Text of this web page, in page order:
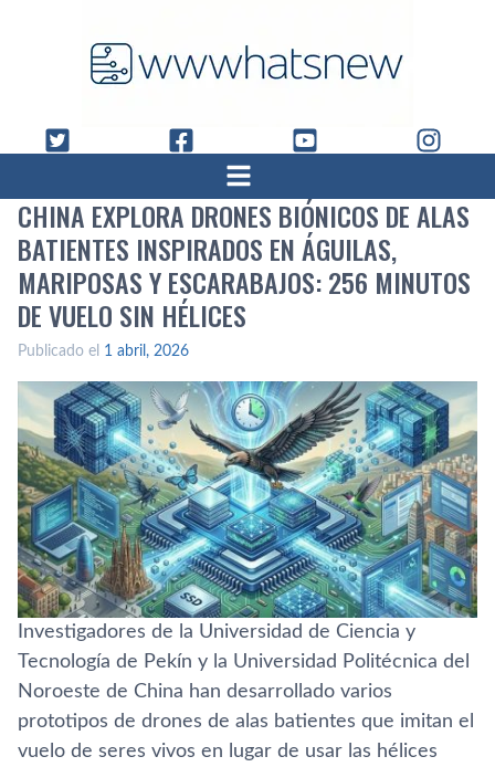
CHINA EXPLORA DRONES BIÓNICOS DE ALAS
BATIENTES INSPIRADOS EN ÁGUILAS,
MARIPOSAS Y ESCARABAJOS: 256 MINUTOS
DE VUELO SIN HÉLICES
Publicado el 1 abril, 2026
Investigadores de la Universidad de Ciencia y
Tecnología de Pekín y la Universidad Politécnica del
Noroeste de China han desarrollado varios
prototipos de drones de alas batientes que imitan el
vuelo de seres vivos en lugar de usar las hélices